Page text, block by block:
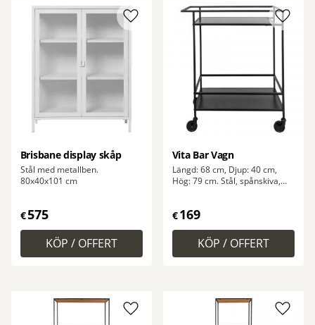
Brisbane display skåp
Stål med metallben.
80x40x101 cm
€575
Lägg till i favoriter
Vita Bar Vagn
Längd: 68 cm, Djup: 40 cm,
Hög: 79 cm. Stål, spånskiva,
€169
Lägg
Lägg till i favoriter Lägg